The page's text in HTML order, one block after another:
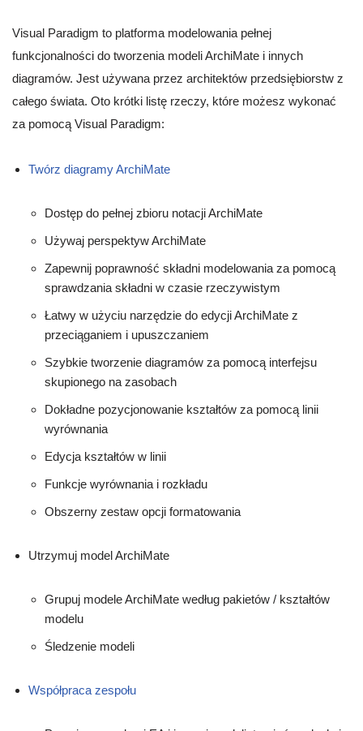
Visual Paradigm to platforma modelowania pełnej
funkcjonalności do tworzenia modeli ArchiMate i innych
diagramów. Jest używana przez architektów przedsiębiorstw z
całego świata. Oto krótki listę rzeczy, które możesz wykonać
za pomocą Visual Paradigm:
Twórz diagramy ArchiMate
Dostęp do pełnej zbioru notacji ArchiMate
Używaj perspektyw ArchiMate
Zapewnij poprawność składni modelowania za pomocą
sprawdzania składni w czasie rzeczywistym
Łatwy w użyciu narzędzie do edycji ArchiMate z
przeciąganiem i upuszczaniem
Szybkie tworzenie diagramów za pomocą interfejsu
skupionego na zasobach
Dokładne pozycjonowanie kształtów za pomocą linii
wyrównania
Edycja kształtów w linii
Funkcje wyrównania i rozkładu
Obszerny zestaw opcji formatowania
Utrzymuj model ArchiMate
Grupuj modele ArchiMate według pakietów / kształtów
modelu
Śledzenie modeli
Współpraca zespołu